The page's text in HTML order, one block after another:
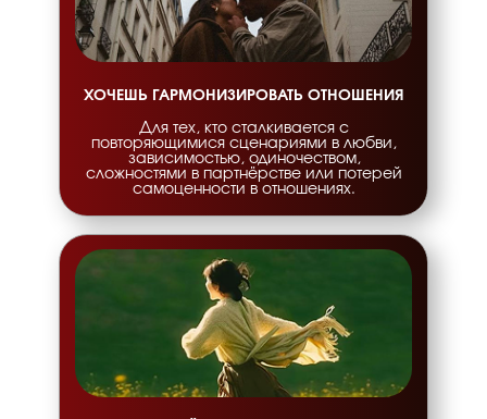
Для тех, кто сталкивается с
повторяющимися сценариями в любви,
зависимостью, одиночеством,
сложностями в партнёрстве или потерей
самоценности в отношениях.
ХОЧЕШЬ ГАРМОНИЗИРОВАТЬ ОТНОШЕНИЯ